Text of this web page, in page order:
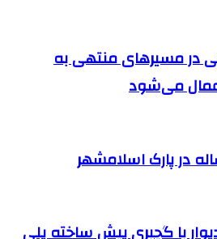
در مسیرهای منتهی به
می‌شود
با گچبری پیش ساخته پلی